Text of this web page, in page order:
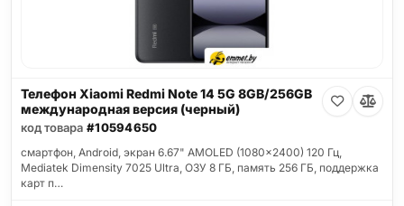
Телефон Xiaomi Redmi Note 14 5G 8GB/256GB
международная версия (черный)
код товара #10594650
смартфон, Android, экран 6.67" AMOLED (1080x2400) 120 Гц,
Mediatek Dimensity 7025 Ultra, ОЗУ 8 ГБ, память 256 ГБ, поддержка
карт п…